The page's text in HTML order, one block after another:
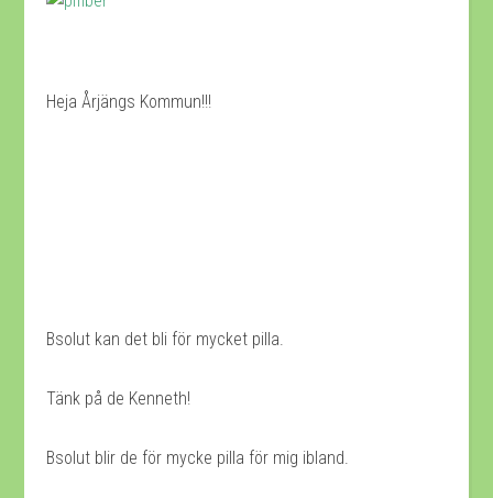
Heja Årjängs Kommun!!!
Bsolut kan det bli för mycket pilla.
Tänk på de Kenneth!
Bsolut blir de för mycke pilla för mig ibland.